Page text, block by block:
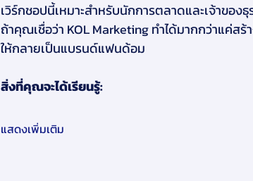
เวิร์กชอปนี้เหมาะสำหรับนักการตลาดและเจ้าของ
ถ้าคุณเชื่อว่า KOL Marketing ทำได้มากกว่าแค่ส
ให้กลายเป็นแบรนด์แฟนด้อม
สิ่งที่คุณจะได้เรียนรู้:
แสดงเพิ่มเติม